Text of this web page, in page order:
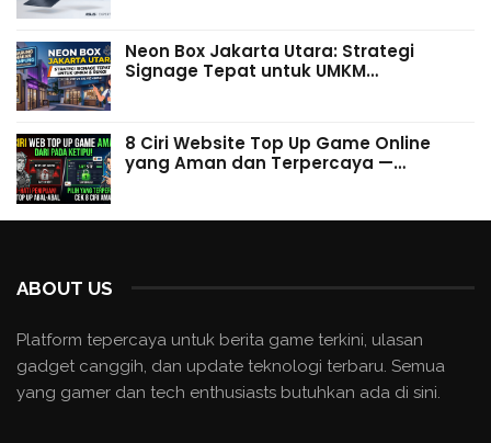
Neon Box Jakarta Utara: Strategi
Signage Tepat untuk UMKM…
8 Ciri Website Top Up Game Online
yang Aman dan Terpercaya —…
ABOUT US
Platform tepercaya untuk berita game terkini, ulasan
gadget canggih, dan update teknologi terbaru. Semua
yang gamer dan tech enthusiasts butuhkan ada di sini.